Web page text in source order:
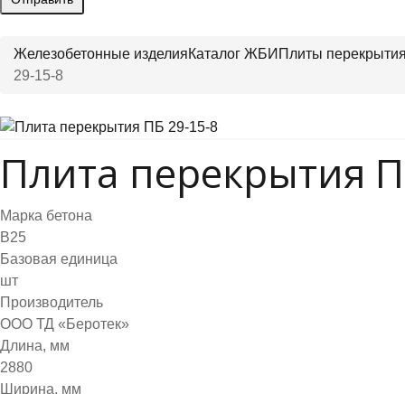
Железобетонные изделияКаталог ЖБИ Плиты
29-15-8
Плита перекрытия
Марка бетона
B25
Базовая единица
шт
Производитель
ООО ТД «Беротек»
Длина, мм
2880
Ширина, мм